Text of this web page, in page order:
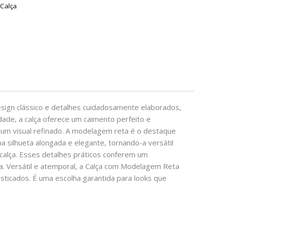
Calça
clássico e detalhes cuidadosamente elaborados,
a calça oferece um caimento perfeito e
visual refinado. A modelagem reta é o destaque
silhueta alongada e elegante, tornando-a versátil
Esses detalhes práticos conferem um
Versátil e atemporal, a Calça com Modelagem Reta
É uma escolha garantida para looks que